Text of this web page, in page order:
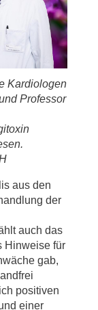
Kardiologen
Professor
aus den
der
auch das
Hinweise für
gab,
positiven
einer